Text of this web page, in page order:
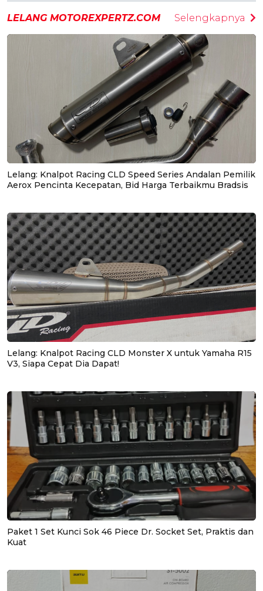
LELANG MOTOREXPERTZ.COM Selengkapnya
Lelang: Knalpot Racing CLD Speed Series Andalan Pemilik
Aerox Pencinta Kecepatan, Bid Harga Terbaikmu Bradsis
Lelang: Knalpot Racing CLD Monster X untuk Yamaha R15
V3, Siapa Cepat Dia Dapat!
Paket 1 Set Kunci Sok 46 Piece Dr. Socket Set, Praktis dan
Kuat